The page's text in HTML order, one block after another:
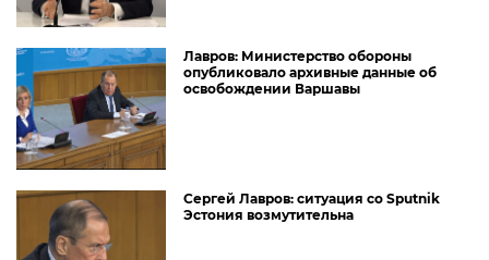
Лавров: Министерство обороны
опубликовало архивные данные об
освобождении Варшавы
Сергей Лавров: ситуация со Sputnik
Эстония возмутительна